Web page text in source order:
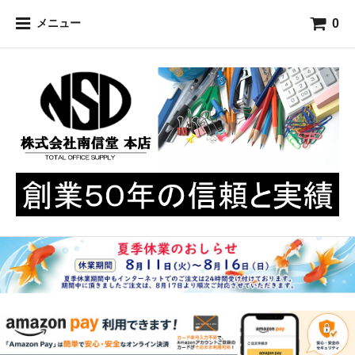
メニュー 0